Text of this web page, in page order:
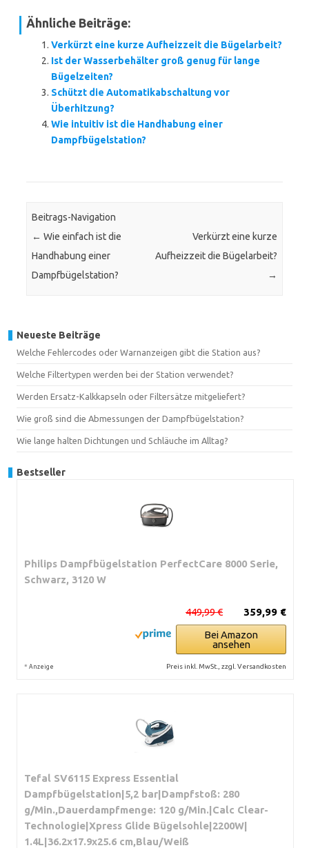
Ähnliche Beiträge:
Verkürzt eine kurze Aufheizzeit die Bügelarbeit?
Ist der Wasserbehälter groß genug für lange
Bügelzeiten?
Schützt die Automatikabschaltung vor
Überhitzung?
Wie intuitiv ist die Handhabung einer
Dampfbügelstation?
Beitrags-Navigation
← Wie einfach ist die
Handhabung einer
Dampfbügelstation?
Verkürzt eine kurze
Aufheizzeit die Bügelarbeit?
→
Neueste Beiträge
Welche Fehlercodes oder Warnanzeigen gibt die Station aus?
Welche Filtertypen werden bei der Station verwendet?
Werden Ersatz-Kalkkapseln oder Filtersätze mitgeliefert?
Wie groß sind die Abmessungen der Dampfbügelstation?
Wie lange halten Dichtungen und Schläuche im Alltag?
Bestseller
Philips Dampfbügelstation PerfectCare 8000 Serie,
Schwarz, 3120 W
359,99 €
449,99 €
Bei Amazon
ansehen
* Anzeige Preis inkl. MwSt., zzgl. Versandkosten
Tefal SV6115 Express Essential
Dampfbügelstation|5,2 bar|Dampfstoß: 280
g/Min.,Dauerdampfmenge: 120 g/Min.|Calc Clear-
Technologie|Xpress Glide Bügelsohle|2200W|
1.4L|36.2x17.9x25.6 cm,Blau/Weiß